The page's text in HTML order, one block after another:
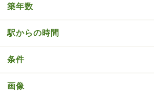
築年数
駅からの時間
条件
画像